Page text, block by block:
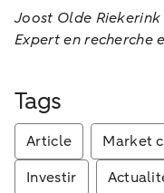
Joost Olde Riekerink
Expert en recherche
Tags
Article Market
Investir